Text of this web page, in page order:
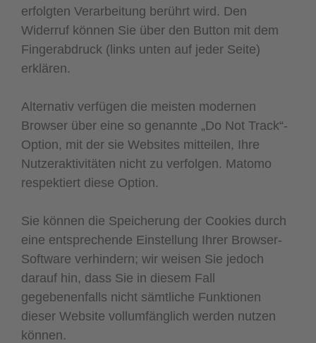
erfolgten Verarbeitung berührt wird. Den
Widerruf können Sie über den Button mit dem
Fingerabdruck (links unten auf jeder Seite)
erklären.
Alternativ verfügen die meisten modernen
Browser über eine so genannte „Do Not Track“-
Option, mit der sie Websites mitteilen, Ihre
Nutzeraktivitäten nicht zu verfolgen. Matomo
respektiert diese Option.
Sie können die Speicherung der Cookies durch
eine entsprechende Einstellung Ihrer Browser-
Software verhindern; wir weisen Sie jedoch
darauf hin, dass Sie in diesem Fall
gegebenenfalls nicht sämtliche Funktionen
dieser Website vollumfänglich werden nutzen
können.